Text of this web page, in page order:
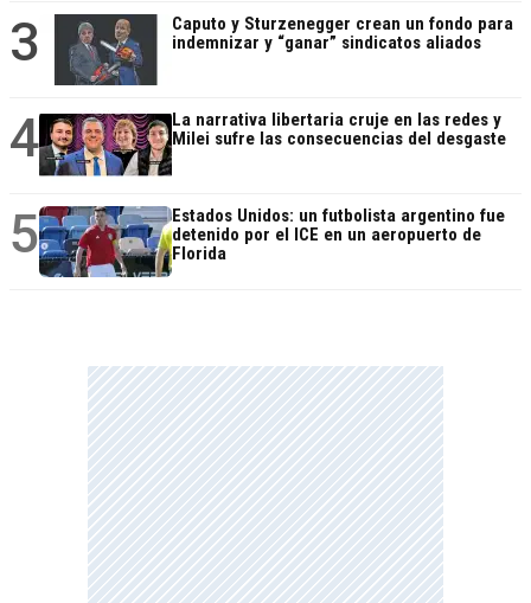
3
Caputo y Sturzenegger crean un fondo para
indemnizar y “ganar” sindicatos aliados
4
La narrativa libertaria cruje en las redes y
Milei sufre las consecuencias del desgaste
5
Estados Unidos: un futbolista argentino fue
detenido por el ICE en un aeropuerto de
Florida